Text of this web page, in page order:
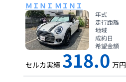
ＭＩＮＩ ＭＩＮＩ
年式
走行距離
地域
成約日
希望金額
セルカ実績 318.0 万円